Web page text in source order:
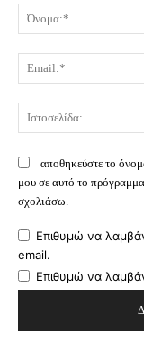
αποθηκεύστε το
μου σε αυτό το
σχολιάσω.
Επιθυμώ να
email.
Επιθυμώ να